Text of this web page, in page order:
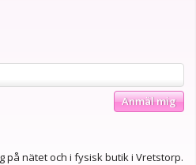
Anmäl mig
på nätet och i fysisk butik i Vretstorp.